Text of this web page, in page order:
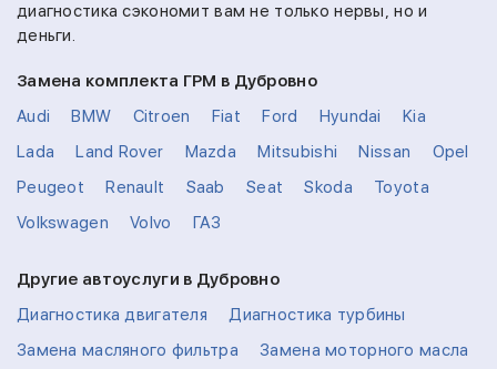
диагностика сэкономит вам не только нервы, но и
деньги.
Замена комплекта ГРМ в Дубровно
Audi
BMW Citroen Fiat Ford Hyundai
Kia
Lada
Land Rover Mazda Mitsubishi Nissan
Opel
Peugeot
Renault Saab Seat Skoda
Toyota
Volkswagen
Volvo ГАЗ
Другие автоуслуги в Дубровно
Диагностика двигателя
Диагностика турбины
Замена масляного фильтра
Замена моторного масла